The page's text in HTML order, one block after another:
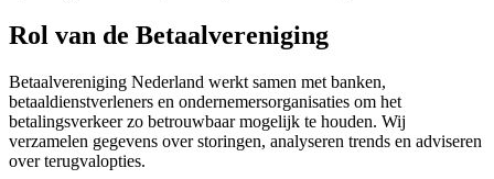
Rol van de Betaalvereniging
Betaalvereniging Nederland werkt samen met banken,
betaaldienstverleners en ondernemersorganisaties om het
betalingsverkeer zo betrouwbaar mogelijk te houden. Wij
verzamelen gegevens over storingen, analyseren trends en adviseren
over terugvalopties.